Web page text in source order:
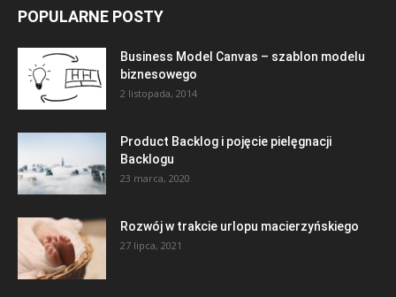
POPULARNE POSTY
Business Model Canvas – szablon modelu
biznesowego
2 listopada, 2014
Product Backlog i pojęcie pielęgnacji
Backlogu
23 marca, 2020
Rozwój w trakcie urlopu macierzyńskiego
27 lipca, 2021